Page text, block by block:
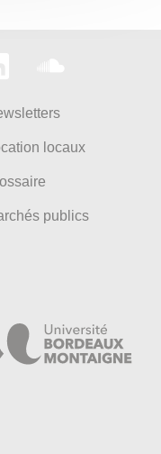
locaux
publics